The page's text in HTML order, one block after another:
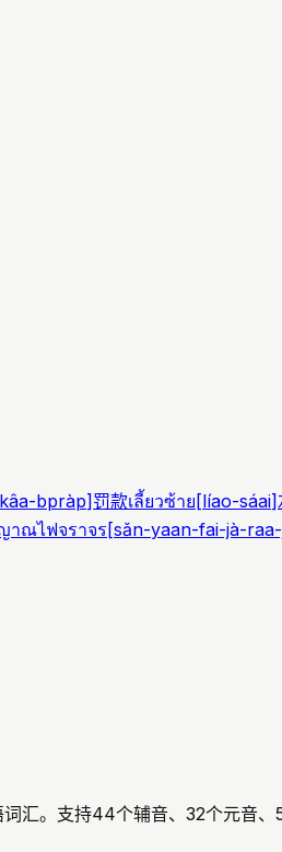
kâa-bpràp]罚款เลี้ยวซ้าย[líao-sáai]
าณไฟจราจร[sǎn-yaan-fai-jà-
汇。支持44个辅音、32个元音、